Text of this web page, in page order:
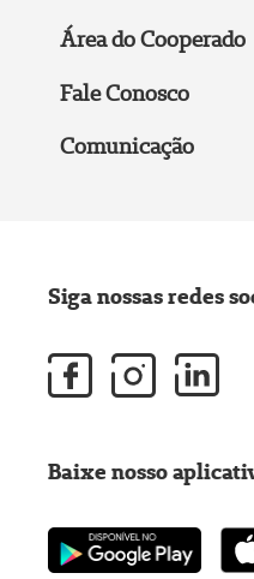
Área do Cooperado
Fale Conosco
Comunicação
Siga nossas redes
Baixe nosso